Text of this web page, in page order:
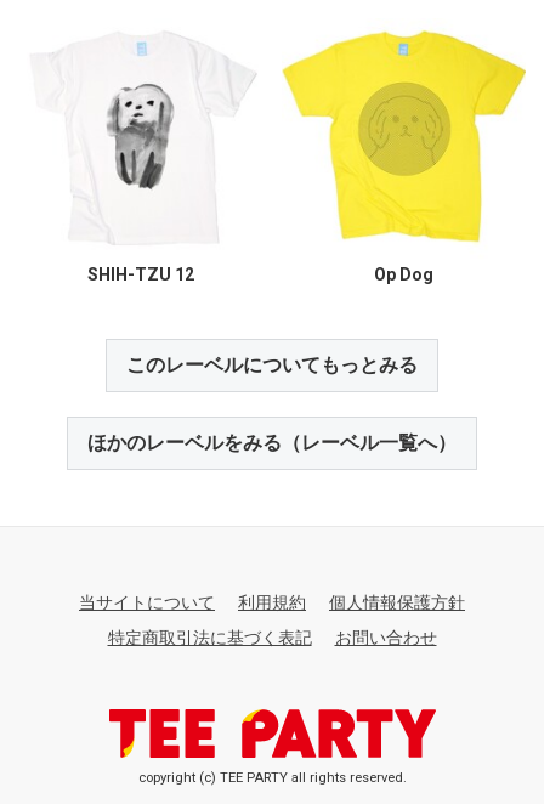
SHIH-TZU 12 Op Dog
このレーベルについてもっとみる
ほかのレーベルをみる（レーベル一覧へ）
当サイトについて 利用規約
個人情報保護方針
特定商取引法に基づく表記
お問い合わせ
copyright (c) TEE PARTY all rights reserved.